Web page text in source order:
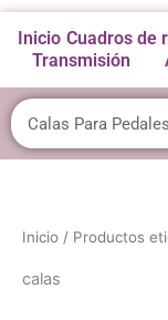
Inicio Cuadros de
Transmisión
Buscar
Inicio / Productos
calas